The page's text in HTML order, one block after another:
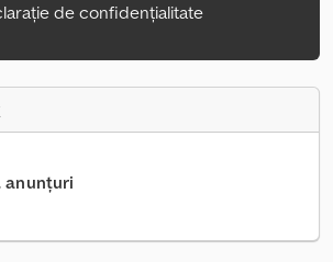
de confidențialitate
anunțuri